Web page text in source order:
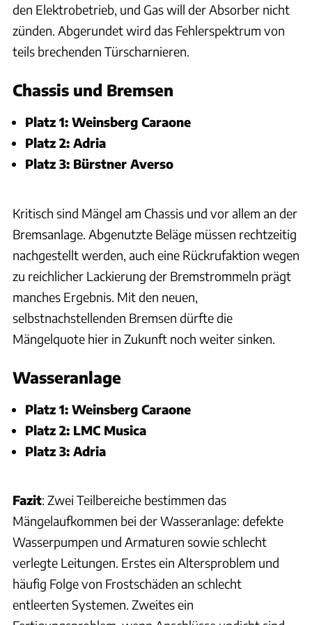
den Elektrobetrieb, und Gas will der Absorber nicht
zünden. Abgerundet wird das Fehlerspektrum von
teils brechenden Türscharnieren.
Chassis und Bremsen
Platz 1: Weinsberg Caraone
Platz 2: Adria
Platz 3: Bürstner Averso
Kritisch sind Mängel am Chassis und vor allem an der
Bremsanlage. Abgenutzte Beläge müssen rechtzeitig
nachgestellt werden, auch eine Rückrufaktion wegen
zu reichlicher Lackierung der Bremstrommeln prägt
manches Ergebnis. Mit den neuen,
selbstnachstellenden Bremsen dürfte die
Mängelquote hier in Zukunft noch weiter sinken.
Wasseranlage
Platz 1: Weinsberg Caraone
Platz 2: LMC Musica
Platz 3: Adria
Fazit: Zwei Teilbereiche bestimmen das
Mängelaufkommen bei der Wasseranlage: defekte
Wasserpumpen und Armaturen sowie schlecht
verlegte Leitungen. Erstes ein Altersproblem und
häufig Folge von Frostschäden an schlecht
entleerten Systemen. Zweites ein